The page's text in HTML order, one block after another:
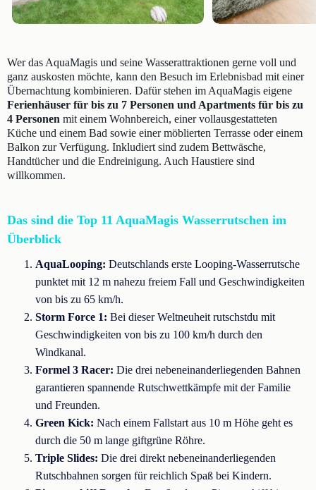
Wer das AquaMagis und seine Wasserattraktionen gerne voll und
ganz auskosten möchte, kann den Besuch im Erlebnisbad mit einer
Übernachtung kombinieren. Dafür stehen im AquaMagis eigene
Ferienhäuser für bis zu 7 Personen und Apartments für bis zu
4 Personen mit einem Wohnbereich, einer vollausgestatteten
Küche und einem Bad sowie einer möblierten Terrasse oder einem
Balkon zur Verfügung. Inkludiert sind zudem Bettwäsche,
Handtücher und die Endreinigung. Auch Haustiere sind
willkommen.
Das sind die Top 11 AquaMagis Wasserrutschen im
Überblick
AquaLooping: Deutschlands erste Looping-Wasserrutsche
punktet mit 12 m nahezu freiem Fall und Geschwindigkeiten
von bis zu 65 km/h.
Storm Force 1: Bei dieser Weltneuheit rutschstdu mit
Geschwindigkeiten von bis zu 100 km/h durch den
Windkanal.
Formel 3 Racer: Die drei nebeneinanderliegenden Bahnen
garantieren spannende Rutschwettkämpfe mit der Familie
und Freunden.
Green Kick: Nach einem Fallstart aus 10 m Höhe geht es
durch die 50 m lange giftgrüne Röhre.
Triple Slides: Die drei direkt nebeneinanderliegenden
Rutschbahnen sorgen für reichlich Spaß bei Kindern.